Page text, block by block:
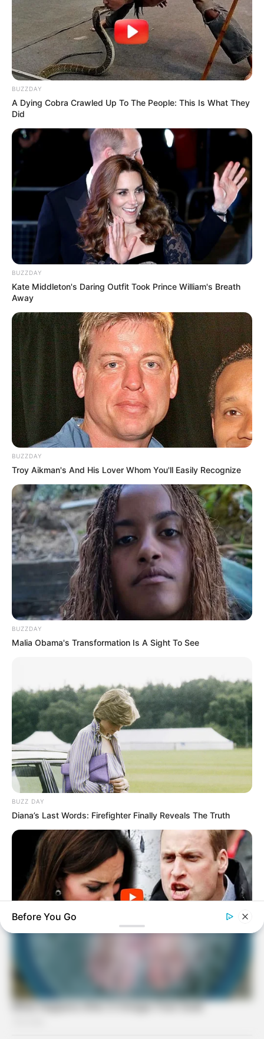
BUZZDAY
A Dying Cobra Crawled Up To The People: This Is What They
Did
BUZZDAY
Kate Middleton's Daring Outfit Took Prince William's Breath
Away
BUZZDAY
Troy Aikman's And His Lover Whom You'll Easily Recognize
BUZZDAY
Malia Obama's Transformation Is A Sight To See
BUZZ DAY
Diana’s Last Words: Firefighter Finally Reveals The Truth
Palace In Shock: William Turns To Diana's Legal Team
Before You Go